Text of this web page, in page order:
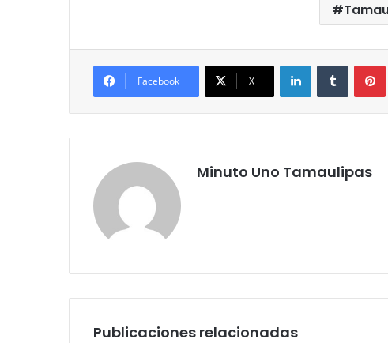
Facebook X
LinkedInTumblr
Minuto Uno Tamaulipas
Publicaciones relacionadas